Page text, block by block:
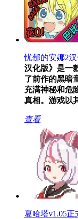
忧郁的安娜2汉
汉化版》是一
了前作的黑暗
充满神秘和危
真相。游戏以
查看
夏哈塔v1.05正